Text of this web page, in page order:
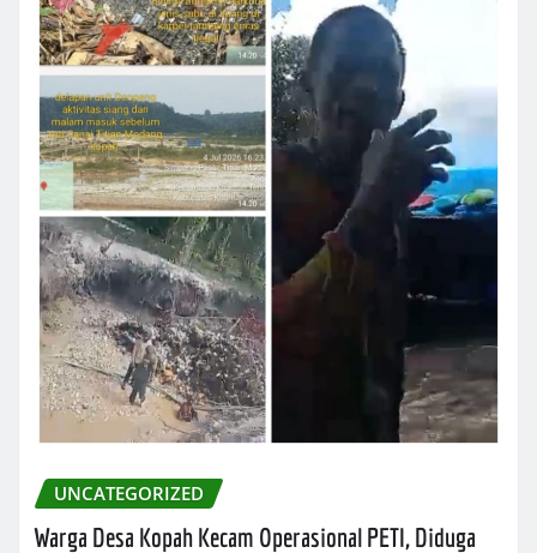
UNCATEGORIZED
Warga Desa Kopah Kecam Operasional PETI, Diduga